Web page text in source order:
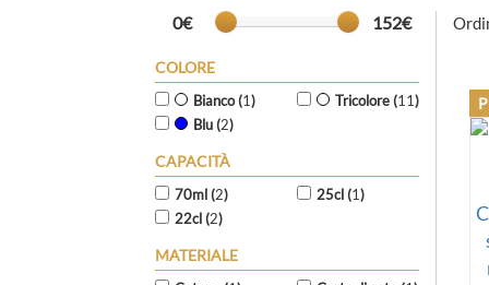
0€ 152€
COLORE
Bianco (1)
Blu (2)
Tricolore (11)
CAPACITÀ
70ml (2)
22cl (2)
25cl (1)
MATERIALE